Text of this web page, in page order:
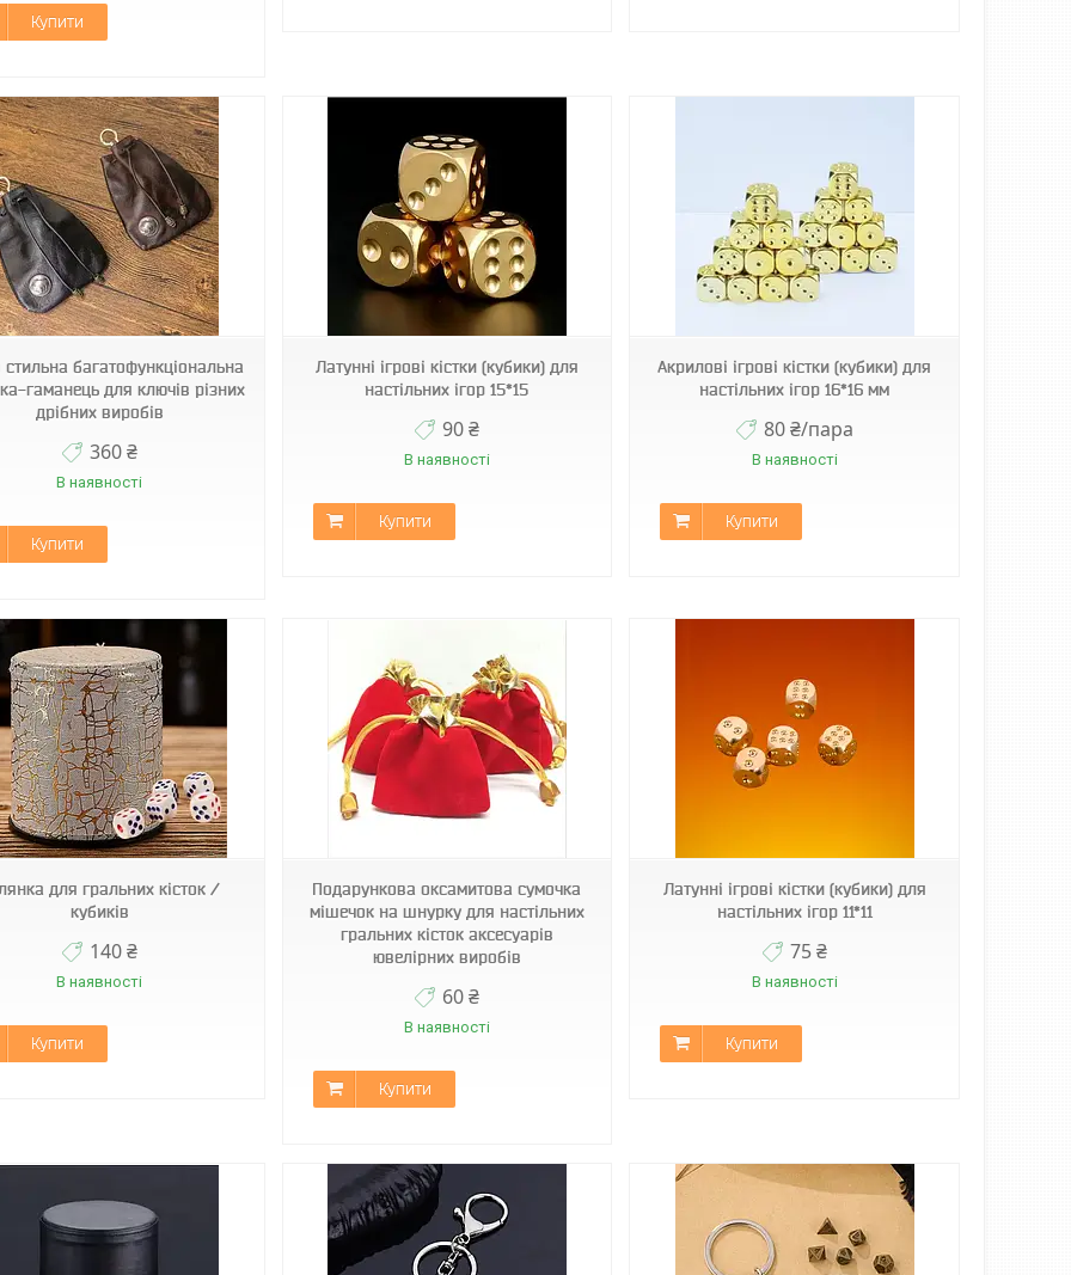
Купити
стильна багатофункціональна
гаманець для ключів різних
дрібних виробів
360 ₴
В наявності
Купити
Латунні ігрові кістки (кубики) для
настільних ігор 15*15
90 ₴
В наявності
Купити
Код2337
Акрилові ігрові кістки (кубики) для
настільних ігор 16*16 мм
80 ₴/пара
В наявності
Купити
для гральних кісток /
кубиків
140 ₴
В наявності
Купити
Подарункова оксамитова сумочка
мішечок на шнурку для настільних
гральних кісток аксесуарів
ювелірних виробів
60 ₴
В наявності
Купити
Код2405
Латунні ігрові кістки (кубики) для
настільних ігор 11*11
75 ₴
В наявності
Купити